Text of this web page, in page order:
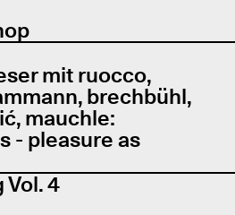
mit ruocco,
brechbühl,
mauchle:
- pleasure as
Vol. 4